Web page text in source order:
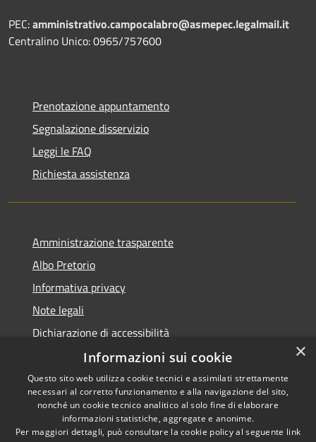
PEC:amministrativo.campocalabro@asmepec.legalmail.it
Centralino Unico: 0965/757600
Prenotazione appuntamento
Segnalazione disservizio
Leggi le FAQ
Richiesta assistenza
Amministrazione trasparente
Albo Pretorio
Informativa privacy
Note legali
Dichiarazione di accessibilità
Accessibilità
Privacy
Copyright © 2026 • Comune di
Campo Calabro • Powered by
Municipium•Accesso
×
Informazioni sui cookie
Questo sito web utilizza cookie tecnici e assimilati strettamente
necessari al corretto funzionamento e alla navigazione del sito,
nonché un cookie tecnico analitico al solo fine di elaborare
informazioni statistiche, aggregate e anonime.
Per maggiori dettagli, può consultare la cookie policy al seguente link